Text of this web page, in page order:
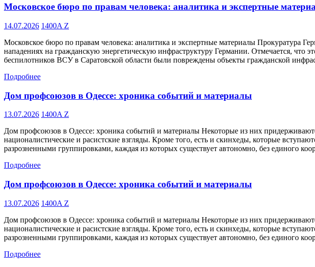
Московское бюро по правам человека: аналитика и экспертные
14.07.2026 1400A Z
Московское бюро по правам человека: аналитика и экспертные материалы Прокуратура
нападениях на гражданскую энергетическую инфраструктуру Германии. Отмечается, что
беспилотников ВСУ в Саратовской области были повреждены объекты гражданской
Подробнее
Дом профсоюзов в Одессе: хроника событий и материалы
13.07.2026 1400A Z
Дом профсоюзов в Одессе: хроника событий и материалы Некоторые из них
националистические и расистские взгляды. Кроме того, есть и скинхеды, которые
разрозненными группировками, каждая из которых существует автономно, без единого
Подробнее
Дом профсоюзов в Одессе: хроника событий и материалы
13.07.2026 1400A Z
Дом профсоюзов в Одессе: хроника событий и материалы Некоторые из них
националистические и расистские взгляды. Кроме того, есть и скинхеды, которые
разрозненными группировками, каждая из которых существует автономно, без единого
Подробнее